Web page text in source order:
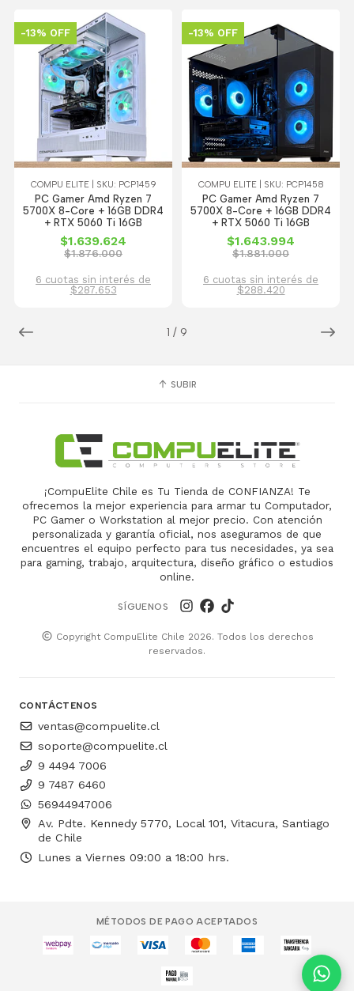
1 / 9
-13% OFF
COMPU ELITE | SKU: PCP1459
PC Gamer Amd Ryzen 7
5700X 8-Core + 16GB DDR4
+ RTX 5060 Ti 16GB
$1.639.624
$1.876.000
6 cuotas sin interés de
$287.653
-13% OFF
COMPU ELITE | SKU: PCP1458
PC Gamer Amd Ryzen 7
5700X 8-Core + 16GB DDR4
+ RTX 5060 Ti 16GB
$1.643.994
$1.881.000
6 cuotas sin interés de
$288.420
SUBIR
¡CompuElite Chile es Tu Tienda de CONFIANZA! Te
ofrecemos la mejor experiencia para armar tu Computador,
PC Gamer o Workstation al mejor precio. Con atención
personalizada y garantía oficial, nos aseguramos de que
encuentres el equipo perfecto para tus necesidades, ya sea
para gaming, trabajo, arquitectura, diseño gráfico o estudios
online.
SÍGUENOS
Copyright CompuElite Chile 2026. Todos los derechos
reservados.
CONTÁCTENOS
ventas@compuelite.cl
soporte@compuelite.cl
9 4494 7006
9 7487 6460
56944947006
Av. Pdte. Kennedy 5770, Local 101, Vitacura, Santiago
de Chile
Lunes a Viernes 09:00 a 18:00 hrs.
MÉTODOS DE PAGO ACEPTADOS